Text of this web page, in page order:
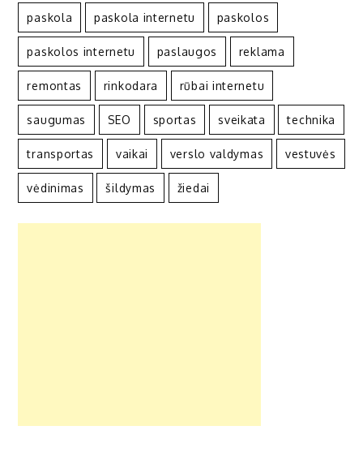
paskola paskola internetu paskolos
paskolos internetu paslaugos reklama
remontas rinkodara rūbai internetu
saugumas SEO sportas sveikata technika
transportas vaikai verslo valdymas vestuvės
vėdinimas šildymas žiedai